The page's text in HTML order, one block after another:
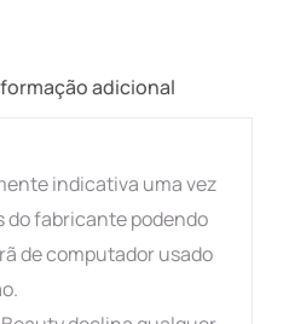
adicional
indicativa uma vez
do fabricante podendo
de computador usado